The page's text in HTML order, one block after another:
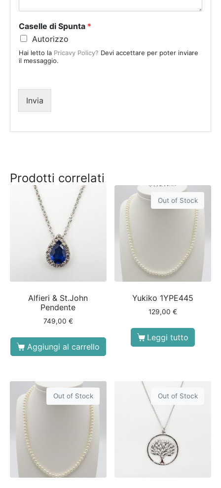
t
e
s
+
Caselle di Spunta *
Autorizzo
Hai letto la Pricavy Policy? Devi accettare per poter inviare
il messaggio.
Invia
Prodotti correlati
Alfieri & St.John
Pendente
749,00 €
Aggiungi al carrello
Out of Stock
Yukiko 1YPE445
129,00€
Leggi tutto
Out of Stock Out of Stock